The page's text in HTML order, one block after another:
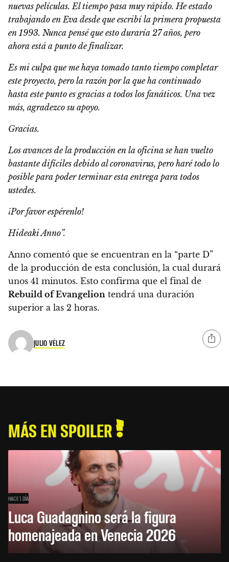
nuevas películas. El tiempo pasa muy rápido. He estado
trabajando en Eva desde que escribí la primera propuesta
en 1993. Nunca pensé que esto duraría 27 años, pero
ahora está a punto de finalizar.
Es mi culpa que me haya tomado tanto tiempo completar
este proyecto, pero la razón por la que ha continuado
hasta este punto es gracias a todos los fanáticos. Una vez
más, agradezco su apoyo.
Gracias.
Los avances de la producción en la oficinase han vuelto
bastante difíciles debido al coronavirus, pero haré todo lo
posible para poder terminar esta entrega para todos
ustedes.
¡Por favor espérenlo!
Hideaki Anno”.
Anno comentó que se encuentran en la “parte D”
de la producción de esta conclusión, la cual durará
unos 41 minutos. Esto confirma que el final de
Rebuild of Evangelion tendrá una duración
superior a las 2 horas.
JULIO VÉLEZ
MÁS EN SPOILER
HACE 1 DÍA
Luca Guadagnino será la figura
homenajeada en Venecia 2026